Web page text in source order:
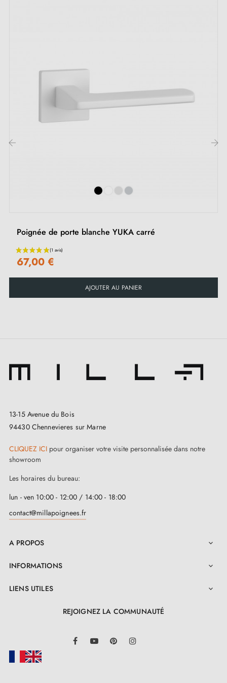
Cette poignée de couleur
claire et moderne à vos portes. Son design épuré
s'adapte parfaitement à différents styles d'intérieur, que
ce soit dans un salon, une salle de bain, chambre à
blanche sur notre site Millapoignées.
Poignée de porte blanche YUKA carré
67,00 €
AJOUTER AU PANIER
13-15 Avenue du Bois
94430 Chennevieres sur Marne
CLIQUEZ ICI pour organiser votre visite personnalisée dans notre
showroom
Les horaires du bureau:
lun - ven 10:00 - 12:00 / 14:00 - 18:00
contact@millapoignees.fr
A PROPOS 
INFORMATIONS 
LIENS UTILES 
REJOIGNEZ LA COMMUNAUTÉ
FacebookYouTube Pinterest